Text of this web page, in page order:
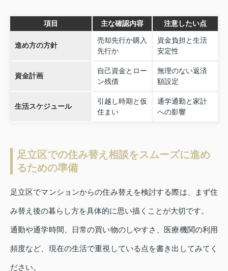
項目 主な確認内容 注意したい点
進め方の方針
売却先行か購入
先行か
資金負担と生活
安定性
資金計画
自己資金とロー
ン残債
無理のない返済
額設定
生活スケジュール
引越し時期と仮
住まい
通学通勤と家計
への影響
足立区での住み替え相談をスムーズに進め
るための準備
足立区でマンションからの住み替えを検討する際は、まず住
み替え後の暮らし方を具体的に思い描くことが大切です。
通勤や通学時間、日常の買い物のしやすさ、医療機関の利用
頻度など、現在の生活で重視している点を書き出してみてく
ださい。